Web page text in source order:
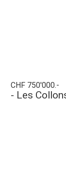
CHF 750'000.-
- Les